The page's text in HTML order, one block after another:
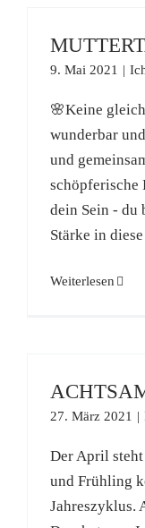
9. Mai 2021 |
🌸Keine
wunderbar
und
schöpferische
dein Sein - du
Stärke in
Weiterlesen
27. März 2021 |
Der April
und Frühling
Jahreszyklus.